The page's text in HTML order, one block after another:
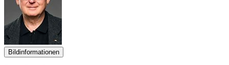
Bildinformationen